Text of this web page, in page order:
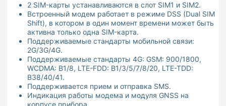
2 SIM-карты устанавливаются в слот SIM1 и SIM2.
Встроенный модем работает в режиме DSS (Dual SIM
Shift), в котором в один момент времени может быть
активна только одна SIM-карта.
Поддерживаемые стандарты мобильной связи:
2G/3G/4G.
Поддерживаемые стандарты 4G: GSM: 900/1800,
WCDMA: B1/8, LTE-FDD: B1/3/5/7/8/20, LTE-TDD:
B38/40/41.
Поддерживается прием и отправка SMS.
Индикация работы модема и модуля GNSS на